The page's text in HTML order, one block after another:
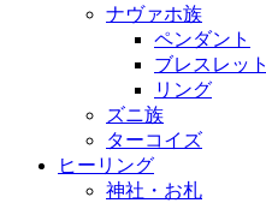
ナヴァホ族
ペンダント
ブレスレット
リング
ズニ族
ターコイズ
ヒーリング
神社・お札